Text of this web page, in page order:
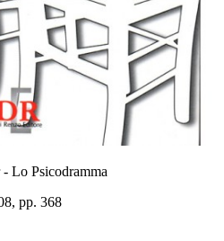
Lo Psicodramma
pp. 368